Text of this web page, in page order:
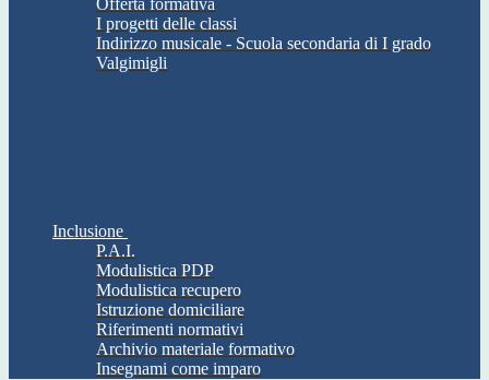
Offerta formativa
I progetti delle classi
Indirizzo musicale - Scuola secondaria di I grado
Valgimigli
Inclusione
P.A.I.
Modulistica PDP
Modulistica recupero
Istruzione domiciliare
Riferimenti normativi
Archivio materiale formativo
Insegnami come imparo